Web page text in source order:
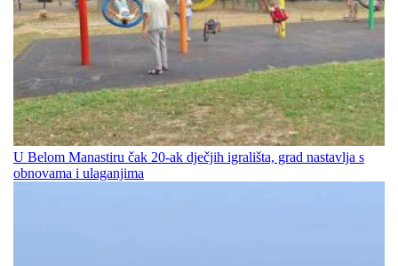
U Belom Manastiru čak 20-ak dječjih igrališta, grad nastavlja s
obnovama i ulaganjima